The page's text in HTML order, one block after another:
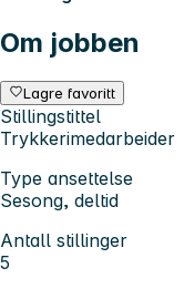
Om jobben
Lagre favoritt
Stillingstittel
Trykkerimedarbeider
Type ansettelse
Sesong, deltid
Antall stillinger
5